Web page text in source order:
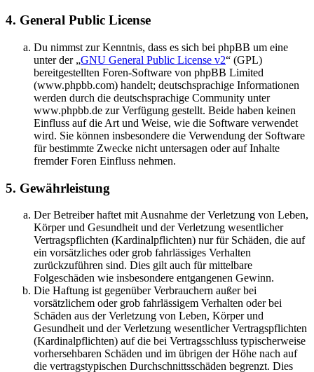
4. General Public License
Du nimmst zur Kenntnis, dass es sich bei phpBB um eine
unter der „GNU General Public License v2“ (GPL)
bereitgestellten Foren-Software von phpBB Limited
(www.phpbb.com) handelt; deutschsprachige Informationen
werden durch die deutschsprachige Community unter
www.phpbb.de zur Verfügung gestellt. Beide haben keinen
Einfluss auf die Art und Weise, wie die Software verwendet
wird. Sie können insbesondere die Verwendung der Software
für bestimmte Zwecke nicht untersagen oder auf Inhalte
fremder Foren Einfluss nehmen.
5. Gewährleistung
Der Betreiber haftet mit Ausnahme der Verletzung von Leben,
Körper und Gesundheit und der Verletzung wesentlicher
Vertragspflichten (Kardinalpflichten) nur für Schäden, die auf
ein vorsätzliches oder grob fahrlässiges Verhalten
zurückzuführen sind. Dies gilt auch für mittelbare
Folgeschäden wie insbesondere entgangenen Gewinn.
Die Haftung ist gegenüber Verbrauchern außer bei
vorsätzlichem oder grob fahrlässigem Verhalten oder bei
Schäden aus der Verletzung von Leben, Körper und
Gesundheit und der Verletzung wesentlicher Vertragspflichten
(Kardinalpflichten) auf die bei Vertragsschluss typischerweise
vorhersehbaren Schäden und im übrigen der Höhe nach auf
die vertragstypischen Durchschnittsschäden begrenzt. Dies